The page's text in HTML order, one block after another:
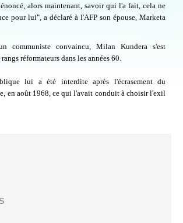
alors maintenant, savoir qui l'a fait, cela ne
pour lui", a déclaré à l'AFP son épouse, Marketa
communiste convaincu, Milan Kundera s'est
réformateurs dans les années 60.
lui a été interdite après l'écrasement du
en août 1968, ce qui l'avait conduit à choisir l'exil